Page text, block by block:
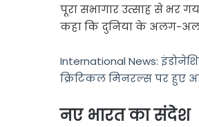
पूरा सभागार उत्साह से भर
कहा कि दुनिया के अलग-
International News:
क्रिटिकल मिनरल्स पर हुए
नए भारत का संदेश